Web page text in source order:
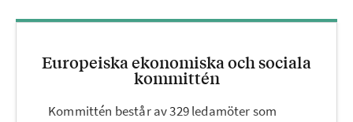
Europeiska ekonomiska och sociala
kommittén
Kommittén består av 329 ledamöter som